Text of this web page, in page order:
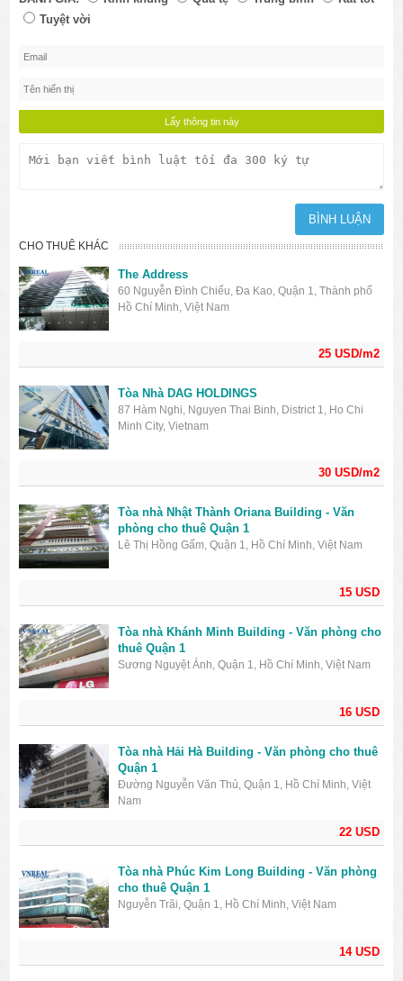
Tuyệt vời
CHO THUÊ KHÁC
25 USD/m2
The Address
60 Nguyễn Đình Chiểu, Đa Kao, Quận 1, Thành phố
Hồ Chí Minh, Việt Nam
30 USD/m2
Tòa Nhà DAG HOLDINGS
87 Hàm Nghi, Nguyen Thai Binh, District 1, Ho Chi
Minh City, Vietnam
15 USD
Tòa nhà Nhật Thành Oriana Building - Văn
phòng cho thuê Quận 1
Lê Thị Hồng Gấm, Quận 1, Hồ Chí Minh, Việt Nam
16 USD
Tòa nhà Khánh Minh Building - Văn phòng cho
thuê Quận 1
Sương Nguyệt Ánh, Quận 1, Hồ Chí Minh, Việt Nam
22 USD
Tòa nhà Hải Hà Building - Văn phòng cho thuê
Quận 1
Đường Nguyễn Văn Thủ, Quận 1, Hồ Chí Minh, Việt
Nam
14 USD
Tòa nhà Phúc Kim Long Building - Văn phòng
cho thuê Quận 1
Nguyễn Trãi, Quận 1, Hồ Chí Minh, Việt Nam